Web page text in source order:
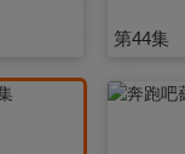
第44集